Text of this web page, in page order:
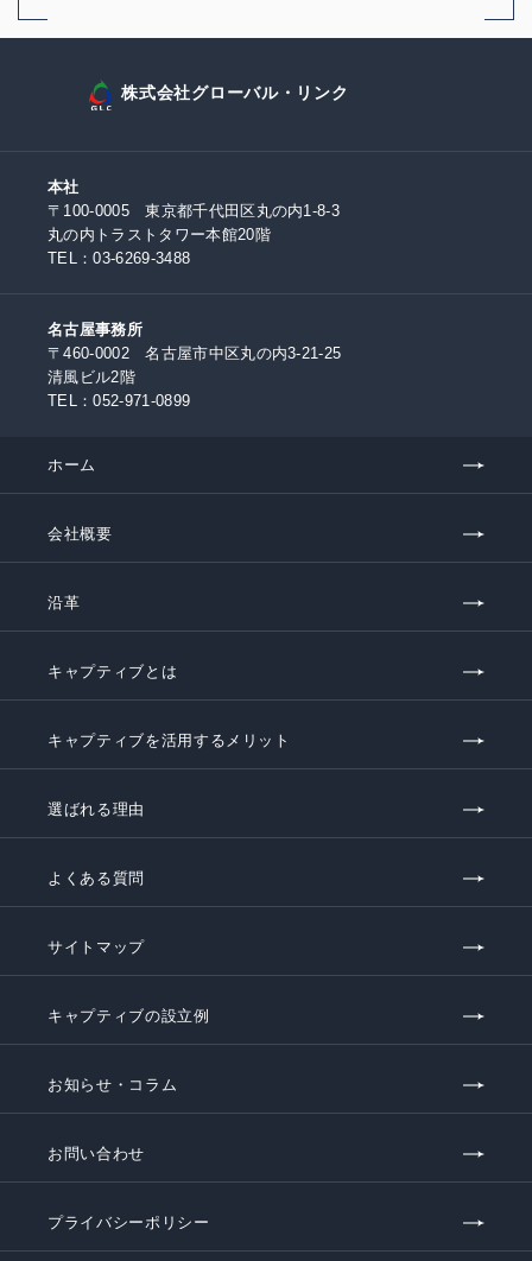
株式会社グローバル・リンク
本社
〒100-0005 東京都千代田区丸の内1-8-3
丸の内トラストタワー本館20階
TEL：03-6269-3488
名古屋事務所
〒460-0002 名古屋市中区丸の内3-21-25
清風ビル2階
TEL：052-971-0899
ホーム
会社概要
沿革
キャプティブとは
キャプティブを活用するメリット
選ばれる理由
よくある質問
サイトマップ
キャプティブの設立例
お知らせ・コラム
お問い合わせ
プライバシーポリシー